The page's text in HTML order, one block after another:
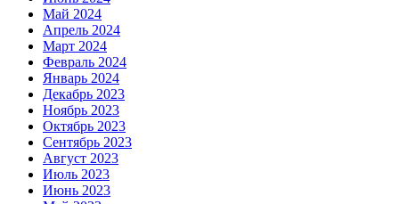
Май 2024
Апрель 2024
Март 2024
Февраль 2024
Январь 2024
Декабрь 2023
Ноябрь 2023
Октябрь 2023
Сентябрь 2023
Август 2023
Июль 2023
Июнь 2023